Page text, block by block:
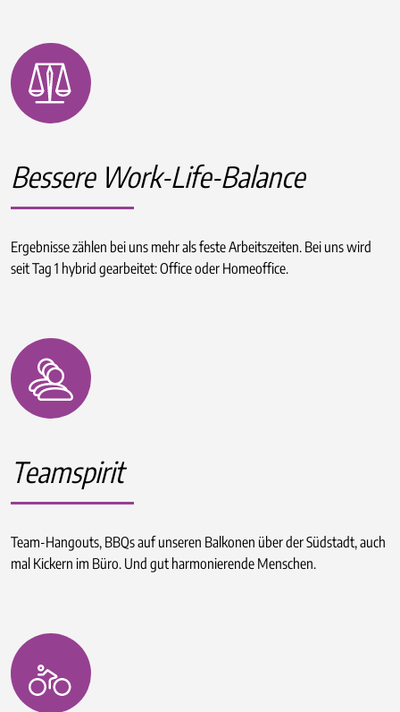
Bessere Work-Life-Balance
Ergebnisse zählen bei uns mehr als feste Arbeitszeiten. Bei uns wird
seit Tag 1 hybrid gearbeitet: Office oder Homeoffice.
Teamspirit
Team-Hangouts, BBQs auf unseren Balkonen über der Südstadt, auch
mal Kickern im Büro. Und gut harmonierende Menschen.